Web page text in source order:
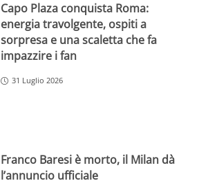
Capo Plaza conquista Roma:
energia travolgente, ospiti a
sorpresa e una scaletta che fa
impazzire i fan
31 Luglio 2026
Franco Baresi è morto, il Milan dà
l’annuncio ufficiale